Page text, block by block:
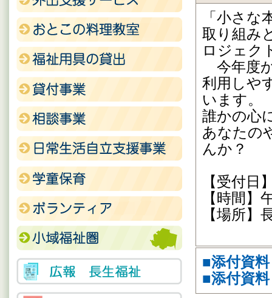
「小さ
取り組み
ロジェク
今年度
利用しや
います。
誰かの心
あなたの
んか？
【受付日
【時間】
【場所】
■添付資
■添付資